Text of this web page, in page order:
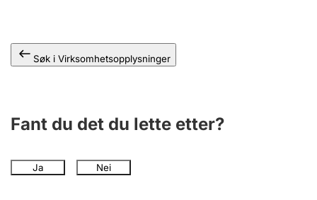
Søk i Virksomhetsopplysninger
Fant du det du lette etter?
Ja Nei